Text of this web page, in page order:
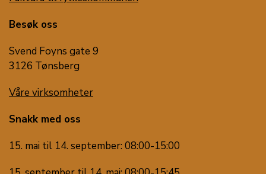
Besøk oss
Svend Foyns gate 9
3126 Tønsberg
Våre virksomheter
Snakk med oss
15. mai til 14. september: 08:00-15:00